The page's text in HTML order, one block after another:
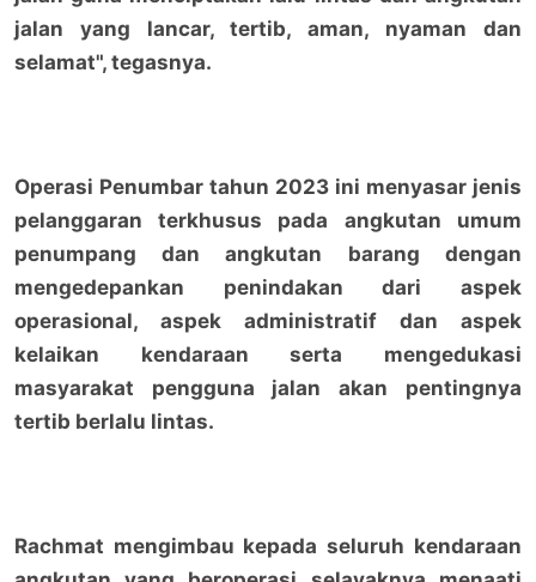
jalan yang lancar, tertib, aman, nyaman dan
selamat", tegasnya.
Operasi Penumbar tahun 2023 ini menyasar jenis
pelanggaran terkhusus pada angkutan umum
penumpang dan angkutan barang dengan
mengedepankan penindakan dari aspek
operasional, aspek administratif dan aspek
kelaikan kendaraan serta mengedukasi
masyarakat pengguna jalan akan pentingnya
tertib berlalu lintas.
Rachmat mengimbau kepada seluruh kendaraan